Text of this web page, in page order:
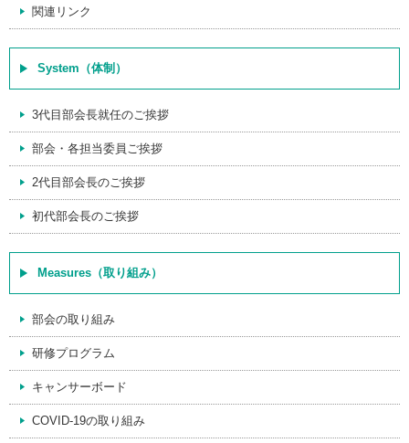
関連リンク
System（体制）
3代目部会長就任のご挨拶
部会・各担当委員ご挨拶
2代目部会長のご挨拶
初代部会長のご挨拶
Measures（取り組み）
部会の取り組み
研修プログラム
キャンサーボード
COVID-19の取り組み